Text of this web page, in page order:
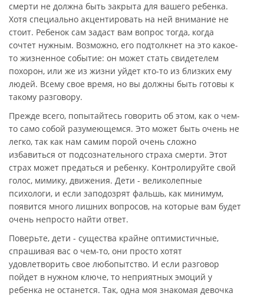
смерти не должна быть закрыта для вашего ребенка.
Хотя специально акцентировать на ней внимание не
стоит. Ребенок сам задаст вам вопрос тогда, когда
сочтет нужным. Возможно, его подтолкнет на это какое-
то жизненное событие: он может стать свидетелем
похорон, или же из жизни уйдет кто-то из близких ему
людей. Всему свое время, но вы должны быть готовы к
такому разговору.
Прежде всего, попытайтесь говорить об этом, как о чем-
то само собой разумеющемся. Это может быть очень не
легко, так как нам самим порой очень сложно
избавиться от подсознательного страха смерти. Этот
страх может предаться и ребенку. Контролируйте свой
голос, мимику, движения. Дети - великолепные
психологи, и если заподозрят фальшь, как минимум,
появится много лишних вопросов, на которые вам будет
очень непросто найти ответ.
Поверьте, дети - существа крайне оптимистичные,
спрашивая вас о чем-то, они просто хотят
удовлетворить свое любопытство. И если разговор
пойдет в нужном ключе, то неприятных эмоций у
ребенка не останется. Так, одна моя знакомая девочка